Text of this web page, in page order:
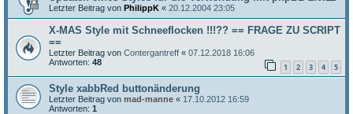
Letzter Beitrag von PhilippK « 20.12.2004 23:05
X-MAS Style mit Schneeflocken !!!?? == FRAGE ZU SCRIPT
==
Letzter Beitrag von Contergantreff « 07.12.2018 16:06
Antworten: 48 1 2 3 4 5
Style xabbRed buttonänderung
Letzter Beitrag von mad-manne « 17.10.2012 16:59
Antworten: 1